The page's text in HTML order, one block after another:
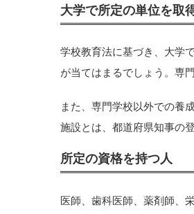
大学で所定の単位を取
学校教育法に基づき、大学
が当てはまるでしょう。専
また、専門学校以外での養
施設とは、都道府県知事の
所定の資格を持つ人
医師、歯科医師、薬剤師、